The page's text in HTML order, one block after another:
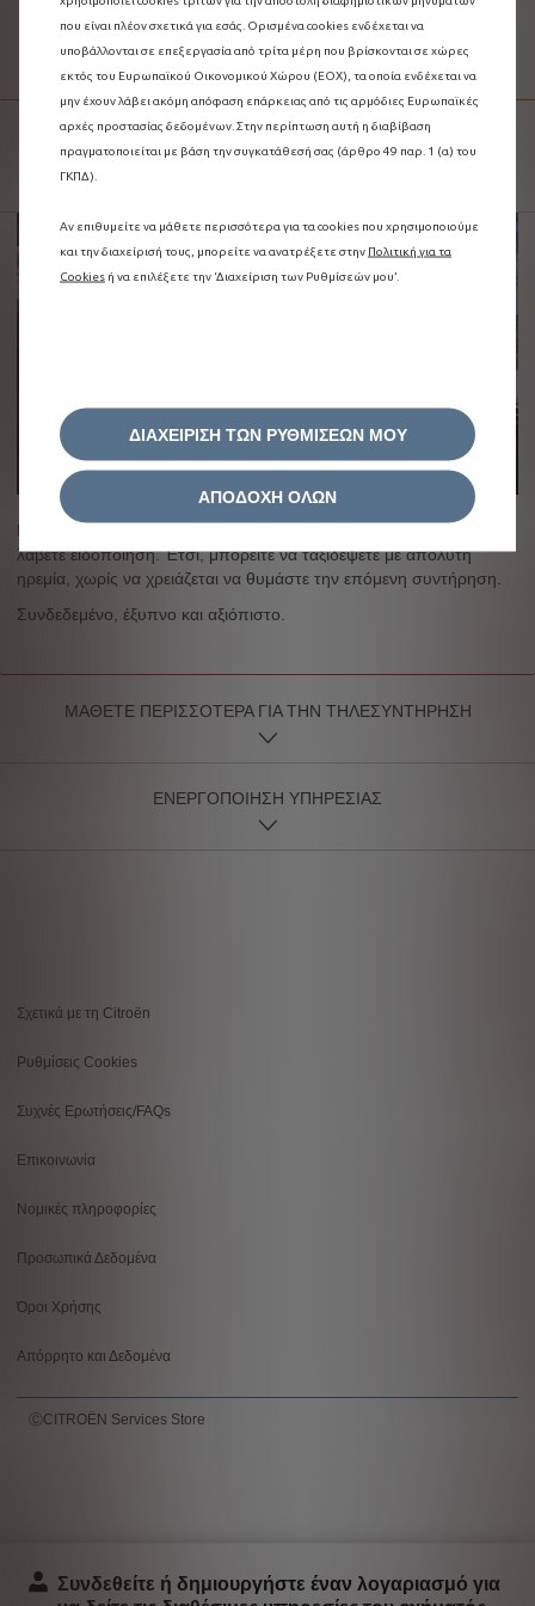
ΤΗΛΕΣΥΝΤΗΡΗΣΗ
ΜΗΝ ΧΑΝΕΤΕ ΠΟΛΥΤΙΜΟ ΧΡΟΝΟ
Μόλις το Citroën σας χρειαστεί κάποια προσοχή ή συντήρηση, θα
λάβετε ειδοποίηση. Έτσι, μπορείτε να ταξιδέψετε με απόλυτη
ηρεμία, χωρίς να χρειάζεται να θυμάστε την επόμενη συντήρηση.
Συνδεδεμένο, έξυπνο και αξιόπιστο.
ΜΑΘΕΤΕ ΠΕΡΙΣΣΟΤΕΡΑ ΓΙΑ ΤΗΝ ΤΗΛΕΣΥΝΤΗΡΗΣΗ
ΕΝΕΡΓΟΠΟΙΗΣΗ ΥΠΗΡΕΣΙΑΣ
menu
Σχετικά με τη Citroën
Ρυθμίσεις Cookies
Συχνές Ερωτήσεις/FAQs
Επικοινωνία
Νομικές πληροφορίες
Προσωπικά Δεδομένα
Όροι Χρήσης
Απόρρητο και Δεδομένα
ⒸCITROËN Services Store
Συνδεθείτε ή δημιουργήστε έναν λογαριασμό για
που είναι πλέον σχετικά για εσάς. Ορισμένα cookies ενδέχεται να
υποβάλλονται σε επεξεργασία από τρίτα μέρη που βρίσκονται σε χώρες
εκτός του Ευρωπαϊκού Οικονομικού Χώρου (ΕΟΧ), τα οποία ενδέχεται να
μην έχουν λάβει ακόμη απόφαση επάρκειας από τις αρμόδιες Ευρωπαϊκές
αρχές προστασίας δεδομένων. Στην περίπτωση αυτή η διαβίβαση
πραγματοποιείται με βάση την συγκατάθεσή σας (άρθρο 49 παρ. 1 (α) του
ΓΚΠΔ).
Αν επιθυμείτε να μάθετε περισσότερα για τα cookies που χρησιμοποιούμε
και την διαχείρισή τους, μπορείτε να ανατρέξετε στην Πολιτική για τα
Cookies ή να επιλέξετε την ‘Διαχείριση των Ρυθμίσεών μου’.
ΔΙΑΧΕΙΡΙΣΗ ΤΩΝ ΡΥΘΜΙΣΕΩΝ ΜΟΥ
ΑΠΟΔΟΧΗ ΟΛΩΝ